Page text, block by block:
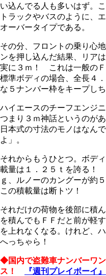
い込んでる人も多いはず。
トラックやバスのように、
オーバータイプである。
その分、フロントの乗り心
ンを押し込んだ結果、リア
実に３ｍ！ これは一般の
標準ボディの場合、全長４
な５ナンバー枠をキープし
ハイエースのチーフエンジ
つまり３ｍ神話というのが
日本式の寸法のモノはなん
よ」。
それからもうひとつ。ボデ
載量は１．２５ｔを誇る！
ｇ、ルノーのカングーが約
この積載量は断トツ！
それだけの荷物を後部に積
を積んでもＦＦだと前が軽
を上れなくなる。けれど、
へっちゃら！
◆国内で盗難車ナンバーワ
ス！
『週刊プレイボーイ』